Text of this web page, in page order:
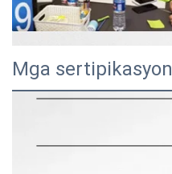
Mga sertipikasyon